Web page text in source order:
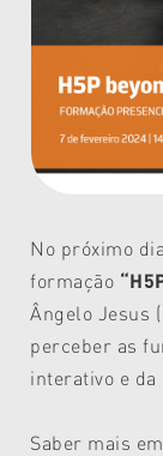
No próximo
formação
Ângelo Jesus
perceber as
interativo e
Saber mais